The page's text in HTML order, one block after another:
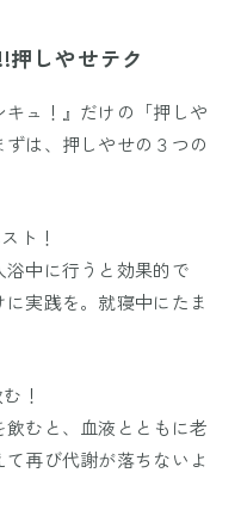
しやせテク
ュ！』だけの「押しや
は、押しやせの３つの
ト！
中に行うと効果的で
実践を。就寝中にたま
！
むと、血液とともに老
再び代謝が落ちないよ